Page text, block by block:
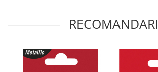
Lipici
RECOMANDARI